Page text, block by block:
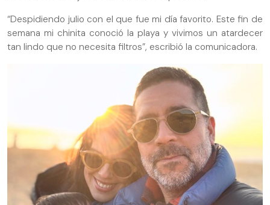
“Despidiendo julio con el que fue mi día favorito. Este fin de
semana mi chinita conoció la playa y vivimos un atardecer
tan lindo que no necesita filtros”, escribió la comunicadora.